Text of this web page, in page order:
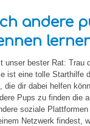
andere
unser bester Rat: Trau
ist eine tolle Starthilfe
die dir dabei helfen
Pups zu finden die
soziale
Netzwerk findest,